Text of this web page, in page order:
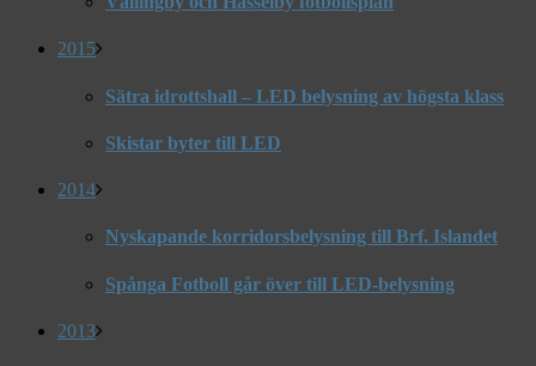
2015
Sätra idrottshall – LED belysning av högsta klass
Skistar byter till LED
2014
Nyskapande korridorsbelysning till Brf. Islandet
Spånga Fotboll går över till LED-belysning
2013